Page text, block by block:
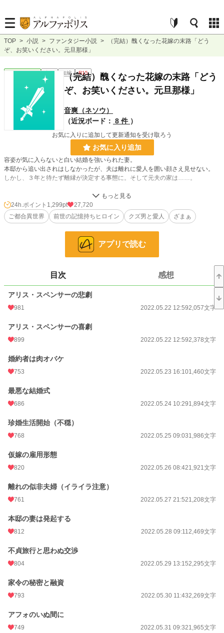
TOP > 小説 > ファンタジー小説 >
（完結）醜くなった花嫁の末路「どう
ぞ、お笑いください。元旦那様」
ファンタジー 完結 短編 R15
（完結）醜くなった花嫁の末路「どう
ぞ、お笑いください。元旦那様」
音爽（ネソウ）
（近況ボード： 8 件 ）
お気に入りに追加して更新通知を受け取ろう
お気に入り追加
容姿が気に入らないと白い結婚を強いられた妻。
本邸から追い出されはしなかったが、夫は離れに愛人を囲い顔さえ見せない。
しかし、３年と待たず離縁が決定する事態に。そして元夫の家は……。
＊6月18日HOTランキング入りしました、ありがとうございます。
177 位 / 53,263 件
1,299 pt
文字数 70,116
初回公開日時 2022.05.22 12:59
年間ポイント
累計ポイント 1,256,712 pt (4,641 位)
24h.ポイント 1,299pt
27,720
ご都合異世界
前世の記憶持ちヒロイン クズ男と愛人 ざまぁ
アプリで読む
目次 感想
アリス・スペンサーの悲劇
981 2022.05.22 12:592,057文字
アリス・スペンサーの喜劇
899 2022.05.22 12:592,378文字
婚約者は肉オバケ
753 2022.05.23 16:101,460文字
最悪な結婚式
686 2022.05.24 10:291,894文字
珍婚生活開始（不穏）
768 2022.05.25 09:031,986文字
仮嫁の雇用形態
820 2022.05.26 08:421,921文字
離れの似非夫婦（イライラ注意）
761 2022.05.27 21:521,208文字
本邸の妻は発起する
812 2022.05.28 09:112,469文字
不貞旅行と思わぬ交渉
804 2022.05.29 13:152,295文字
家令の秘密と融資
793 2022.05.30 11:432,269文字
アフォのいぬ間に
749 2022.05.31 09:321,965文字